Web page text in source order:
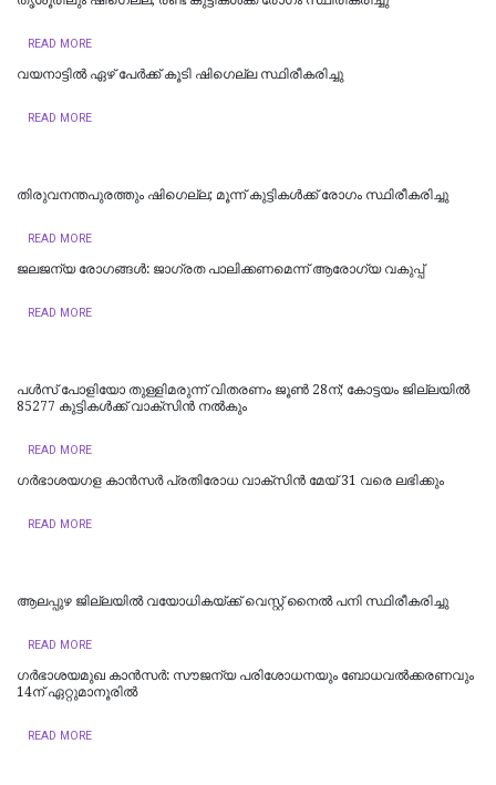
READ MORE
വയനാട്ടില്‍ ഏഴ് പേര്‍ക്ക് കൂടി ഷിഗെല്ല സ്ഥിരീകരിച്ചു
READ MORE
തിരുവനന്തപുരത്തും ഷിഗെല്ല; മൂന്ന് കുട്ടികൾക്ക് രോഗം സ്ഥിരീകരിച്ചു
READ MORE
ജലജന്യ രോഗങ്ങള്‍: ജാഗ്രത പാലിക്കണമെന്ന് ആരോഗ്യ വകുപ്പ്
READ MORE
പള്‍സ് പോളിയോ തുള്ളിമരുന്ന് വിതരണം ജൂണ്‍ 28ന്; കോട്ടയം ജില്ലയില്‍
85277 കുട്ടികള്‍ക്ക് വാക്സിന്‍ നല്‍കും
READ MORE
ഗർഭാശയഗള കാൻസർ പ്രതിരോധ വാക്‌സിൻ മേയ് 31 വരെ ലഭിക്കും
READ MORE
ആലപ്പുഴ ജില്ലയിൽ വയോധികയ്ക്ക് വെസ്റ്റ് നൈൽ പനി സ്ഥിരീകരിച്ചു
READ MORE
ഗർഭാശയമുഖ കാൻസർ: സൗജന്യ പരിശോധനയും ബോധവൽക്കരണവും
14ന് ഏറ്റുമാനൂരിൽ
READ MORE